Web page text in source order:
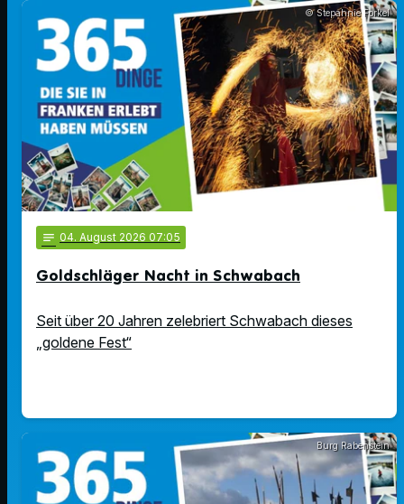
© Stepahnie Forkel
notes 04. August 2026 07:05
Goldschläger Nacht in Schwabach
Seit über 20 Jahren zelebriert Schwabach dieses
„goldene Fest“
Burg Rabenstein